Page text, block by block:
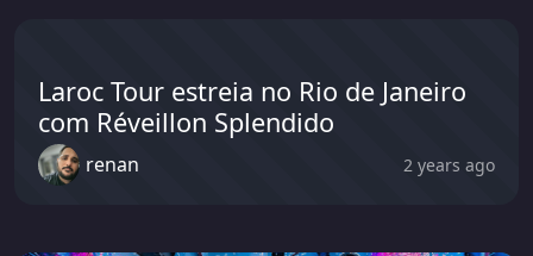
Laroc Tour estreia no Rio de Janeiro
com Réveillon Splendido
renan 2 years ago